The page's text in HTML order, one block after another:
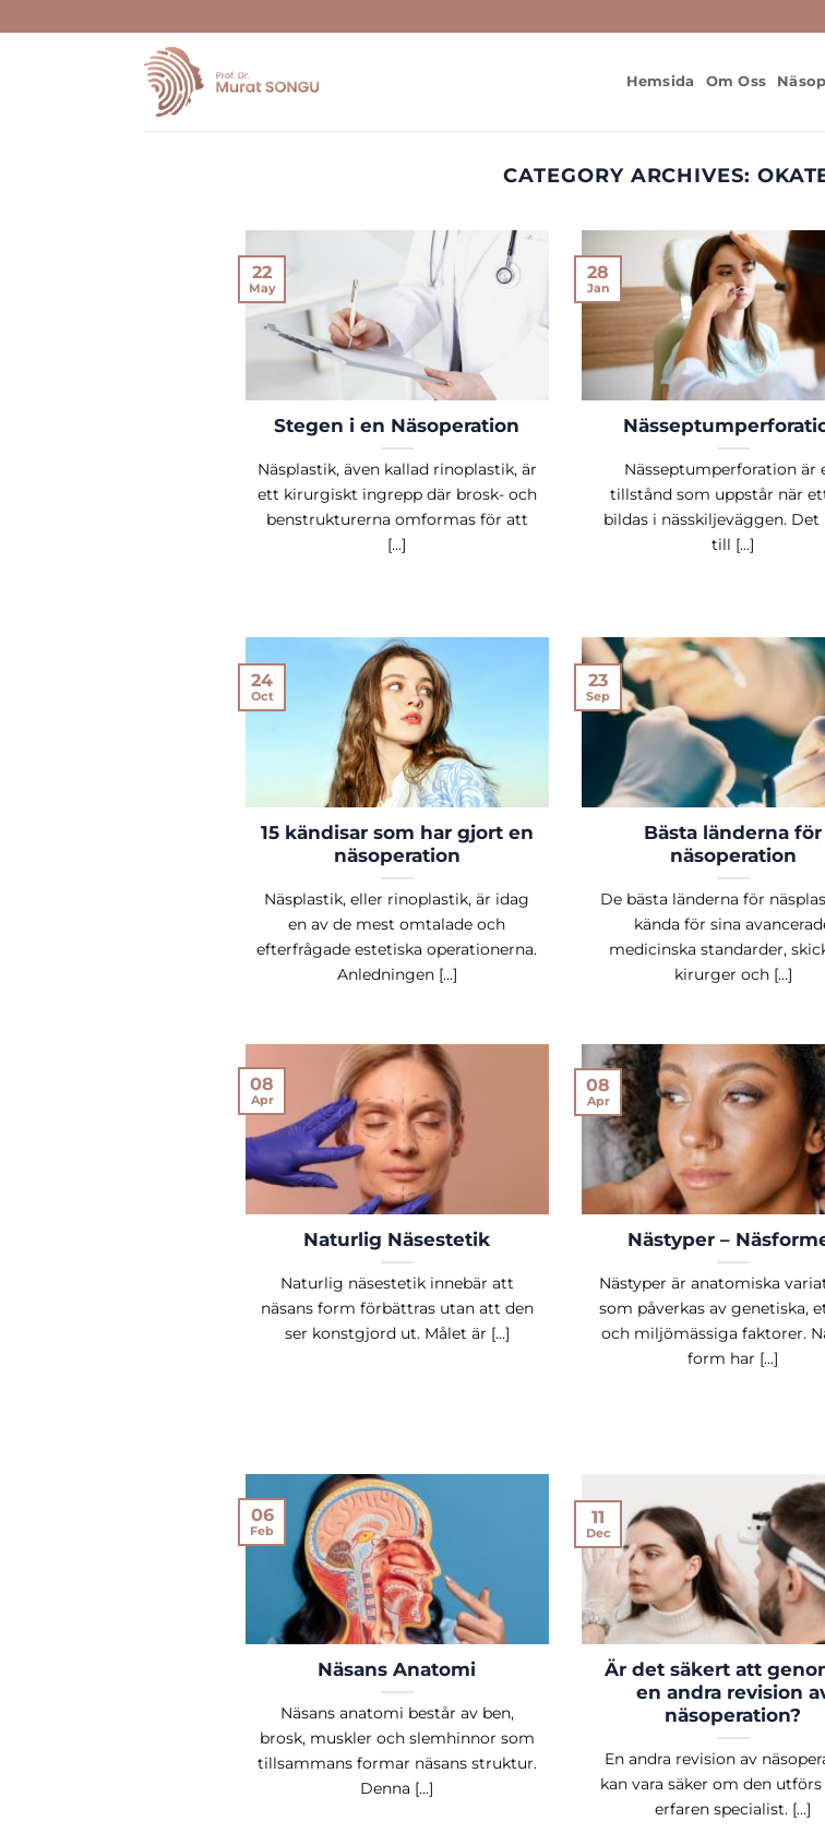
Hemsida Om Oss
CATEGORY ARCHIVES:
Stegen i en Näsoperation
Näsplastik, även kallad rinoplastik, är
ett kirurgiskt ingrepp där brosk- och
benstrukturerna omformas för att
[...]
22
May
Nässeptumperforation är
tillstånd som uppstår när
bildas i nässkiljeväggen. Det
till [...]
28
Jan
15 kändisar som har gjort en
näsoperation
Näsplastik, eller rinoplastik, är idag
en av de mest omtalade och
efterfrågade estetiska operationerna.
Anledningen [...]
24
Oct
Bästa länderna för
näsoperation
De bästa länderna för
kända för sina
medicinska standarder,
kirurger och [...]
23
Sep
Naturlig Näsestetik
Naturlig näsestetik innebär att
näsans form förbättras utan att den
ser konstgjord ut. Målet är [...]
08
Apr
Nästyper –
Nästyper är anatomiska
som påverkas av genetiska,
och miljömässiga faktorer.
form har [...]
08
Apr
Näsans Anatomi
Näsans anatomi består av ben,
brosk, muskler och slemhinnor som
tillsammans formar näsans struktur.
Denna [...]
06
Feb
Är det säkert att
en andra revision
näsoperation?
En andra revision av
kan vara säker om den utförs
erfaren specialist. [...]
11
Dec